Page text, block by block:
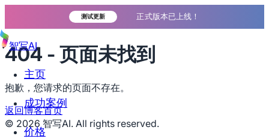
测试更新 正式版本已上线！
智写AI
主页
成功案例
价格
404 - 页面未找到
抱歉，您请求的页面不存在。
返回博客首页
© 2026 智写AI. All rights reserved.